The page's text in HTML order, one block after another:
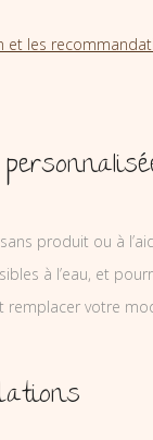
et les
produit ou à
à l’eau, et
votre